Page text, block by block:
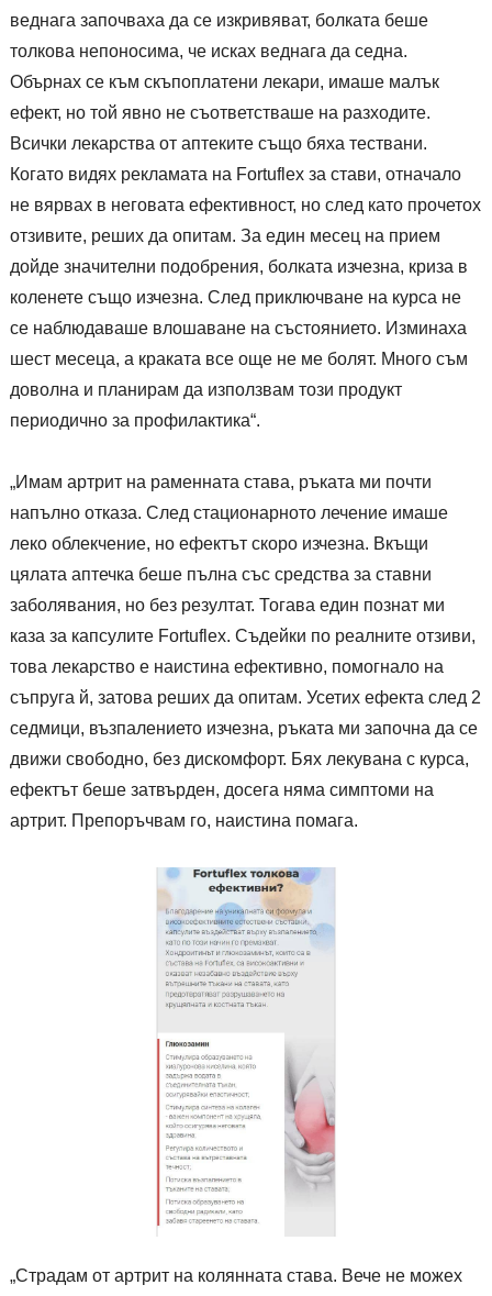
веднага започваха да се изкривяват, болката беше
толкова непоносима, че исках веднага да седна.
Обърнах се към скъпоплатени лекари, имаше малък
ефект, но той явно не съответстваше на разходите.
Всички лекарства от аптеките също бяха тествани.
Когато видях рекламата на Fortuflex за стави, отначало
не вярвах в неговата ефективност, но след като прочетох
отзивите, реших да опитам. За един месец на прием
дойде значителни подобрения, болката изчезна, криза в
коленете също изчезна. След приключване на курса не
се наблюдаваше влошаване на състоянието. Изминаха
шест месеца, а краката все още не ме болят. Много съм
доволна и планирам да използвам този продукт
периодично за профилактика“.
„Имам артрит на раменната става, ръката ми почти
напълно отказа. След стационарното лечение имаше
леко облекчение, но ефектът скоро изчезна. Вкъщи
цялата аптечка беше пълна със средства за ставни
заболявания, но без резултат. Тогава един познат ми
каза за капсулите Fortuflex. Съдейки по реалните отзиви,
това лекарство е наистина ефективно, помогнало на
съпруга й, затова реших да опитам. Усетих ефекта след 2
седмици, възпалението изчезна, ръката ми започна да се
движи свободно, без дискомфорт. Бях лекувана с курса,
ефектът беше затвърден, досега няма симптоми на
артрит. Препоръчвам го, наистина помага.
„Страдам от артрит на колянната става. Вече не можех